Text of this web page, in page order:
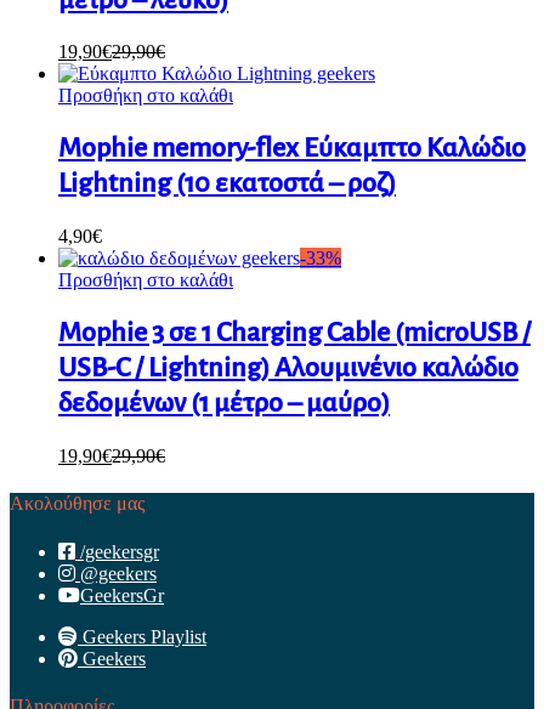
19,90€29,90€
Προσθήκη στο καλάθι
Mophie memory-flex Εύκαμπτο Καλώδιο
Lightning (10 εκατοστά – ροζ)
4,90€
-33%
Προσθήκη στο καλάθι
Mophie 3 σε 1 Charging Cable (microUSB /
USB-C / Lightning) Αλουμινένιο καλώδιο
δεδομένων (1 μέτρο – μαύρο)
19,90€29,90€
Ακολούθησε μας
/geekersgr
@geekers
GeekersGr
Geekers Playlist
Geekers